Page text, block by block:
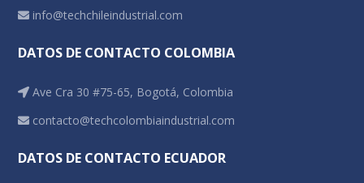
info@techchileindustrial.com
DATOS DE CONTACTO COLOMBIA
Ave Cra 30 #75-65, Bogotá, Colombia
contacto@techcolombiaindustrial.com
DATOS DE CONTACTO ECUADOR